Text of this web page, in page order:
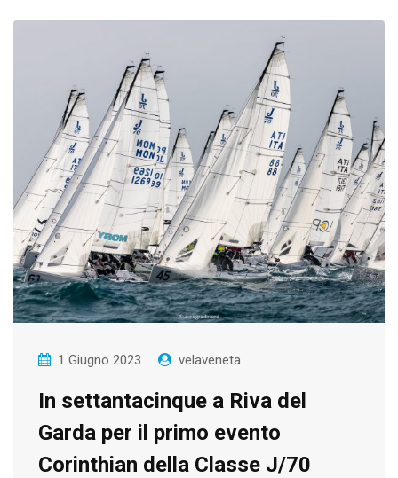
1 Giugno 2023 velaveneta
In settantacinque a Riva del
Garda per il primo evento
Corinthian della Classe J/70